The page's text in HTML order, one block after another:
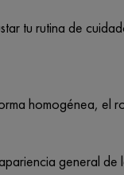
tu rutina de
homogénea, el
general de